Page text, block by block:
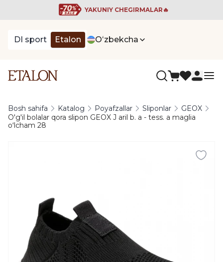
YAKUNIY CHEGIRMALAR🔥
DI sport Etalon Oʻzbekcha
Bosh sahifa Katalog Poyafzallar Sliponlar
GEOX
O'g'il bolalar qora slipon GEOX J aril b. a - tess. a maglia
oʻlcham 28